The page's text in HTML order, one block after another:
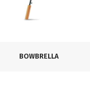
BOWBRELLA